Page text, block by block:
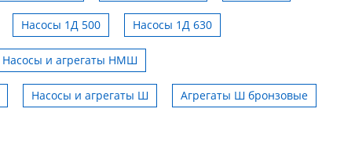
Насосы 1Д 500 Насосы 1Д 630
Насосы и агрегаты НМШ
Насосы и агрегаты Ш Агрегаты Ш бронзовые